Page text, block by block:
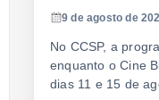
9 de agosto de
No CCSP, a
enquanto o Cine
dias 11 e 15 de